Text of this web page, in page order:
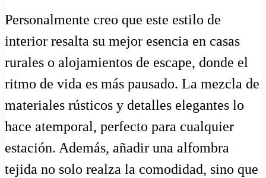
Personalmente creo que este estilo de
interior resalta su mejor esencia en casas
rurales o alojamientos de escape, donde el
ritmo de vida es más pausado. La mezcla de
materiales rústicos y detalles elegantes lo
hace atemporal, perfecto para cualquier
estación. Además, añadir una alfombra
tejida no solo realza la comodidad, sino que